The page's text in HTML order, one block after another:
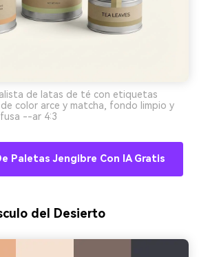
de latas de té con etiquetas
color arce y matcha, fondo limpio y
--ar 4:3
Paletas Jengibre Con IA Gratis
del Desierto